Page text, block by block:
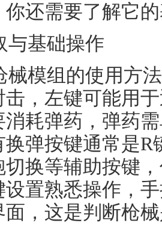
你还需要了解它
与基础操作
械模组的使用方
，左键可能用
耗弹药，弹药
弹按键通常是
换等辅助按键
置熟悉操作，
，这是判断枪